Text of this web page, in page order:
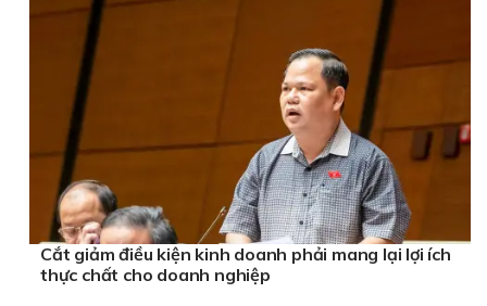
Cắt giảm điều kiện kinh doanh phải mang lại lợi ích
thực chất cho doanh nghiệp